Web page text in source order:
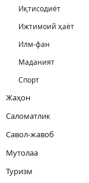
Иқтисодиёт
Ижтимоий ҳаёт
Илм-фан
Маданият
Спорт
Жаҳон
Саломатлик
Савол-жавоб
Мутолаа
Туризм